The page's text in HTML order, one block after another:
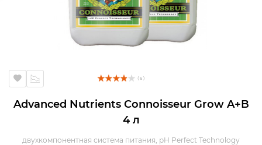
( 6 )
Advanced Nutrients Connoisseur Grow A+B
4 л
двухкомпонентная система питания, pH Perfect Technology